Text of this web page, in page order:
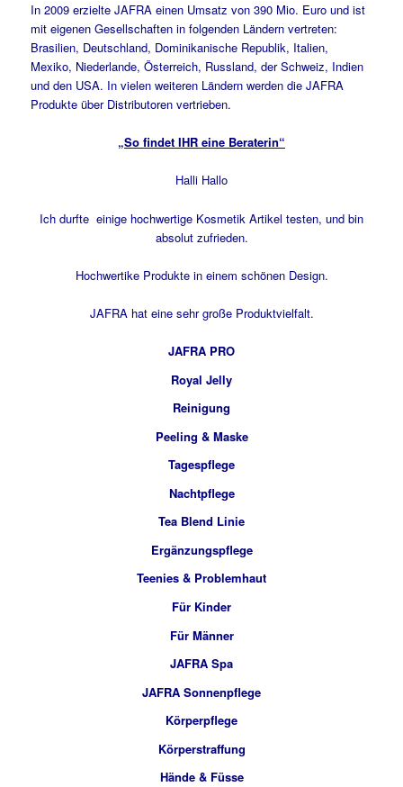
In 2009 erzielte JAFRA einen Umsatz von 390 Mio. Euro und ist
mit eigenen Gesellschaften in folgenden Ländern vertreten:
Brasilien, Deutschland, Dominikanische Republik, Italien,
Mexiko, Niederlande, Österreich, Russland, der Schweiz, Indien
und den USA. In vielen weiteren Ländern werden die JAFRA
Produkte über Distributoren vertrieben.
„So findet IHR eine Beraterin“
Halli Hallo
Ich durfte einige hochwertige Kosmetik Artikel testen, und bin
absolut zufrieden.
Hochwertike Produkte in einem schönen Design.
JAFRA hat eine sehr große Produktvielfalt.
JAFRA PRO
Royal Jelly
Reinigung
Peeling & Maske
Tagespflege
Nachtpflege
Tea Blend Linie
Ergänzungspflege
Teenies & Problemhaut
Für Kinder
Für Männer
JAFRA Spa
JAFRA Sonnenpflege
Körperpflege
Körperstraffung
Hände & Füsse